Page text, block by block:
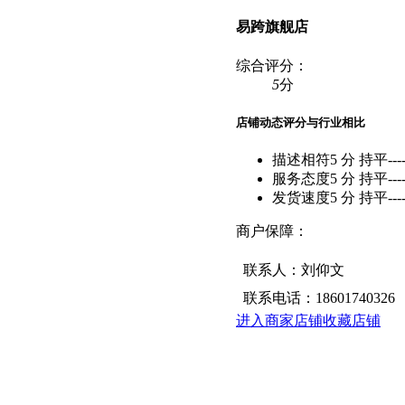
易跨旗舰店
综合评分：
5分
店铺动态评分与行业相比
描述相符5 分 持平----
服务态度5 分 持平----
发货速度5 分 持平----
商户保障：
联系人：刘仰文
联系电话：18601740326
进入商家店铺收藏店铺